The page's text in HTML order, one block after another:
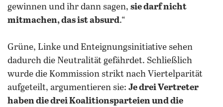
gewinnen und ihr dann sagen, sie darf nicht
mitmachen, das ist absurd.“
Grüne, Linke und Enteignungsinitiative sehen
dadurch die Neutralität gefährdet. Schließlich
wurde die Kommission strikt nach Viertelparität
aufgeteilt, argumentieren sie: Je drei Vertreter
haben die drei Koalitionsparteien und die